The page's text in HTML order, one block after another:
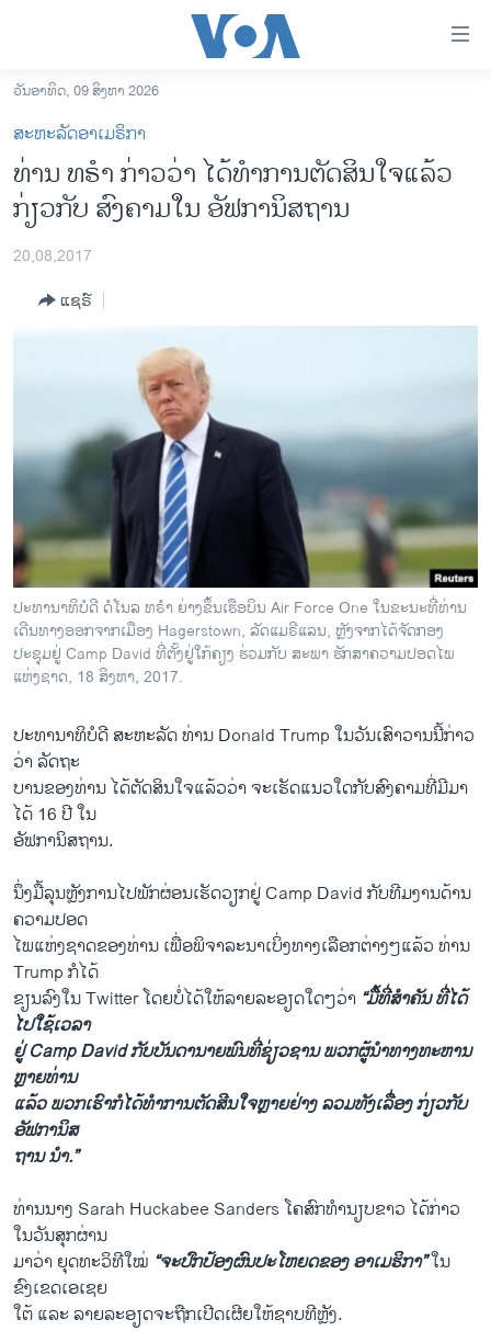
ເຂົ້າ
ຫາ
ຂ້າມ
ຂ້າມ
ຂ້າມ
ຫາ
ລາວ
ອາເມຣິກາ
ການເລືອກຕັ້ງ ປະທານາທີບໍດີ ສະຫະລັດ 2024
ຂ່າວ​ຈີນ
ໂລກ
ອິດສະຫຼະພາບດ້ານການຂ່າວ
ຊີວິດຊາວລາວ
ຊຸມຊົນຊາວລາວ
ວິທະຍາສາດ-ເທັກໂນໂລຈີ
ທຸລະກິດ
ພາສາອັງກິດ
ວີດີໂອ
ສຽງ
ລາຍງານ
ຕິດຕາມພວກເຮົາ ທີ່
ພາສາຕ່າງໆ
ວັນອາທິດ, 09 ສິງຫາ 2026
ສະຫະລັດອາເມຣິກາ
ທ່ານ ທຣຳ ກ່າວວ່າ ໄດ້ທຳການຕັດສິນໃຈແລ້ວ
ກ່ຽວກັບ ສົງຄາມໃນ ອັຟການິສຖານ
20,08,2017
ແຊຣ໌
ປະທານາທິບໍດີ ດໍໂນລ ທຣຳ ຍ່າງຂຶ້ນເຮືອບິນ Air Force One ໃນຂະນະທີ່ທ່ານ
ເດີນທາງອອກຈາກເມືອງ Hagerstown, ລັດແມຣີແລນ, ຫຼັງຈາກໄດ້ຈັດກອງ
ປະຊຸມຢູ່ Camp David ທີ່ຕັ້ງຢູ່ໃກ້ຄຽງ ຮ່ວມກັບ ສະພາ ຮັກສາຄວາມປອດໄພ
ແຫ່ງຊາດ, 18 ສິງຫາ, 2017.
ປະທານາທິບໍດີ ສະຫະລັດ ທ່ານ Donald Trump ໃນວັນເສົາວານນີ້ກ່າວ
ວ່າ ລັດຖະ
ບານຂອງທ່ານ ໄດ້ຕັດສິນໃຈແລ້ວວ່າ ຈະເຮັດແນວໃດກັບສົງຄາມທີ່ມີມາ
ໄດ້ 16 ປີ ໃນ
ອັຟການິສຖານ.
ນຶ່ງມື້ລຸນຫຼັງການໄປພັກຜ່ອນເຮັດວຽກຢູ່ Camp David ກັບທີມງານດ້ານ
ຄວາມປອດ
ໄພແຫ່ງຊາດຂອງທ່ານ ເພື່ອພິຈາລະນາເບິ່ງທາງເລືອກຕ່າງໆແລ້ວ ທ່ານ
Trump ກໍໄດ້
ຂຽນລົງໃນ Twitter ໂດຍບໍ່ໄດ້ໃຫ້ລາຍລະອຽດໃດໆວ່າ “ມື້ທີ່ສຳຄັນ ທີ່ໄດ້
ໄປໃຊ້ເວລາ
ຢູ່ Camp David ກັບບັນດານາຍພົນທີ່ຊ່ຽວຊານ ພວກຜູ້ນຳທາງທະຫານ
ຫຼາຍທ່ານ
ແລ້ວ ພວກເຮົາກໍໄດ້ທຳການຕັດສີນໃຈຫຼາຍຢ່າງ ລວມທັງເລື່ອງ ກ່ຽວກັບ
ອັຟການິສ
ຖານ ນຳ.”
ທ່ານນາງ Sarah Huckabee Sanders ໂຄສົກທຳນຽບຂາວ ໄດ້ກ່າວ
ໃນວັນສຸກຜ່ານ
ມາວ່າ ຍຸດທະວິທີໃໝ່ “ຈະປົກປ້ອງຜົນປະໂຫຍດຂອງ ອາເມຮິກາ”ໃນ
ຂົງເຂດເອເຊຍ
ໃຕ້ ແລະ ລາຍລະອຽດຈະຖືກເປີດເຜີຍໃຫ້ຊາບທີຫຼັງ.